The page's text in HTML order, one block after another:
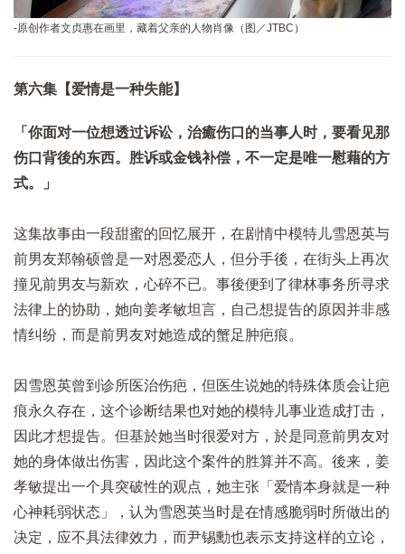
-原创作者文贞惠在画里，藏着父亲的人物肖像（图／JTBC）
第六集【爱情是一种失能】
「你面对一位想透过诉讼，治癒伤口的当事人时，要看见那
伤口背後的东西。胜诉或金钱补偿，不一定是唯一慰藉的方
式。」
这集故事由一段甜蜜的回忆展开，在剧情中模特儿雪恩英与
前男友郑翰硕曾是一对恩爱恋人，但分手後，在街头上再次
撞见前男友与新欢，心碎不已。事後便到了律林事务所寻求
法律上的协助，她向姜孝敏坦言，自己想提告的原因并非感
情纠纷，而是前男友对她造成的蟹足肿疤痕。
因雪恩英曾到诊所医治伤疤，但医生说她的特殊体质会让疤
痕永久存在，这个诊断结果也对她的模特儿事业造成打击，
因此才想提告。但基於她当时很爱对方，於是同意前男友对
她的身体做出伤害，因此这个案件的胜算并不高。後来，姜
孝敏提出一个具突破性的观点，她主张「爱情本身就是一种
心神耗弱状态」，认为雪恩英当时是在情感脆弱时所做出的
决定，应不具法律效力，而尹锡勳也表示支持这样的立论，